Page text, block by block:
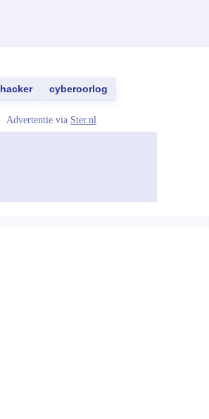
hacker cyberoorlog
Advertentie via Ster.nl